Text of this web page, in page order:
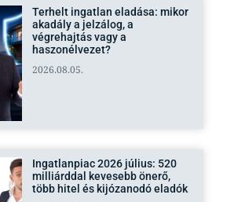
Terhelt ingatlan eladása: mikor
akadály a jelzálog, a
végrehajtás vagy a
haszonélvezet?
2026.08.05.
Ingatlanpiac 2026 július: 520
milliárddal kevesebb önerő,
több hitel és kijózanodó eladók